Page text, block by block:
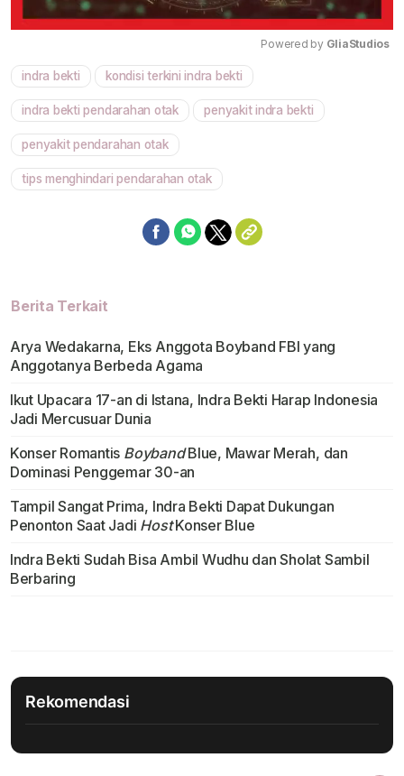
Powered by GliaStudios
indra bekti kondisi terkini indra bekti
indra bekti pendarahan otak penyakit indra bekti
penyakit pendarahan otak
tips menghindari pendarahan otak
Berita Terkait
Arya Wedakarna, Eks Anggota Boyband FBI yang
Anggotanya Berbeda Agama
Ikut Upacara 17-an di Istana, Indra Bekti Harap Indonesia
Jadi Mercusuar Dunia
Konser Romantis BoybandBlue, Mawar Merah, dan
Dominasi Penggemar 30-an
Tampil Sangat Prima, Indra Bekti Dapat Dukungan
Penonton Saat Jadi HostKonser Blue
Indra Bekti Sudah Bisa Ambil Wudhu dan Sholat Sambil
Berbaring
Rekomendasi